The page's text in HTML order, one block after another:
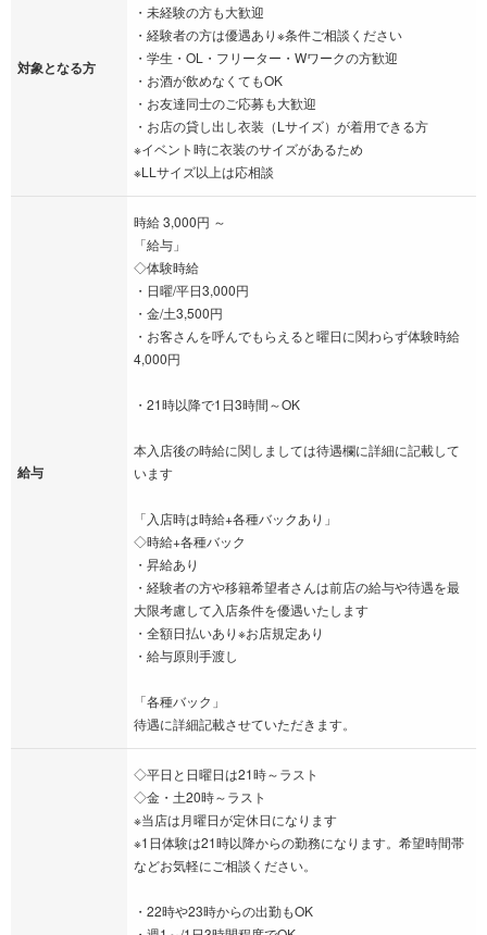
対象となる方
・未経験の方も大歓迎
・経験者の方は優遇あり※条件ご相談ください
・学生・OL・フリーター・Wワークの方歓迎
・お酒が飲めなくてもOK
・お友達同士のご応募も大歓迎
・お店の貸し出し衣装（Lサイズ）が着用できる方
※イベント時に衣装のサイズがあるため
※LLサイズ以上は応相談
給与
時給 3,000円 ～
「給与」
◇体験時給
・日曜/平日3,000円
・金/土3,500円
・お客さんを呼んでもらえると曜日に関わらず体験時給
4,000円
・21時以降で1日3時間～OK
本入店後の時給に関しましては待遇欄に詳細に記載して
います
「入店時は時給+各種バックあり」
◇時給+各種バック
・昇給あり
・経験者の方や移籍希望者さんは前店の給与や待遇を最
大限考慮して入店条件を優遇いたします
・全額日払いあり※お店規定あり
・給与原則手渡し
「各種バック」
待遇に詳細記載させていただきます。
◇平日と日曜日は21時～ラスト
◇金・土20時～ラスト
※当店は月曜日が定休日になります
※1日体験は21時以降からの勤務になります。希望時間帯
などお気軽にご相談ください。
・22時や23時からの出勤もOK